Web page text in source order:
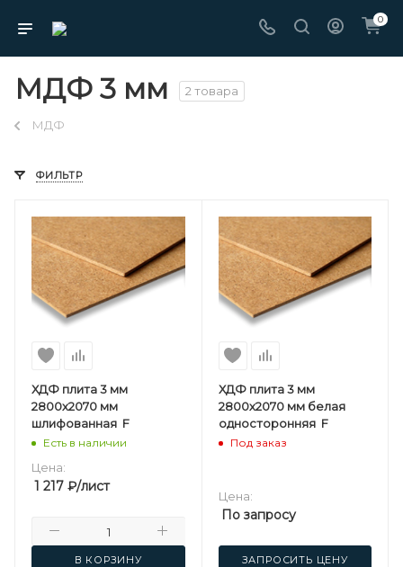
0
МДФ 3 мм 2 товара
МДФ
ФИЛЬТР
ХДФ плита 3 мм
2800х2070 мм
шлифованная F
Есть в наличии
Цена:
1 217 ₽/лист
В КОРЗИНУ
ХДФ плита 3 мм
2800х2070 мм белая
односторонняя F
Под заказ
Цена:
По запросу
ЗАПРОСИТЬ ЦЕНУ